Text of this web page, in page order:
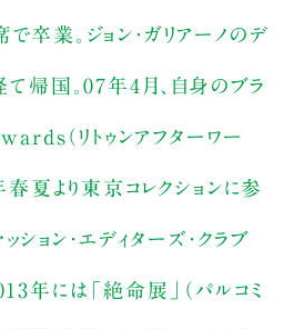
卒業。ジョン・ガリアーノのデ
て帰国。07年4月、自身のブラ
（リトゥンアフターワー
夏より東京コレクションに参
ション・エディターズ・クラブ
年には「絶命展」（パルコミ